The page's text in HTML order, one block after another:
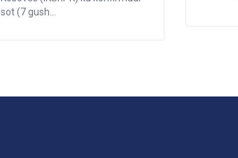
sot (7 gush...